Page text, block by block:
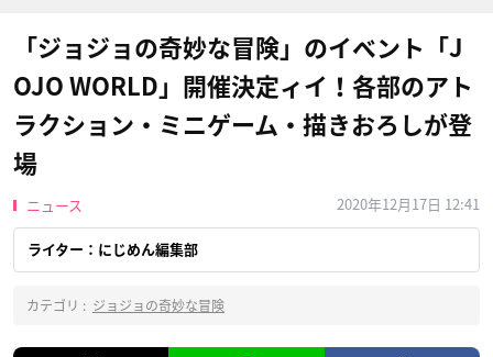
「ジョジョの奇妙な冒険」のイベント「J
OJO WORLD」開催決定ィイ！各部のアト
ラクション・ミニゲーム・描きおろしが登
場
ニュース 2020年12月17日 12:41
ライター：にじめん編集部
カテゴリ : ジョジョの奇妙な冒険